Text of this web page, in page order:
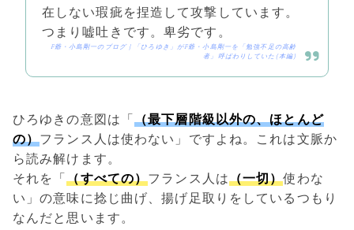
在しない瑕疵を捏造して攻撃しています。
つまり嘘吐きです。卑劣です。
F爺・小島剛一のブログ | 「ひろゆき」がF爺・小島剛一を「勉強不足の高齢
者」呼ばわりしていた(本編)
ひろゆきの意図は「（最下層階級以外の、ほとんど
の）フランス人は使わない」ですよね。これは文脈か
ら読み解けます。
それを「（すべての）フランス人は（一切）使わな
い」の意味に捻じ曲げ、揚げ足取りをしているつもり
なんだと思います。